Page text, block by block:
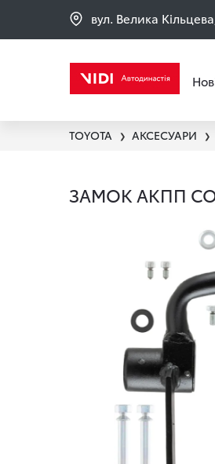
вул. Велика
TOYOTA ❯ АКСЕСУАРИ ❯
ЗАМОК АКПП